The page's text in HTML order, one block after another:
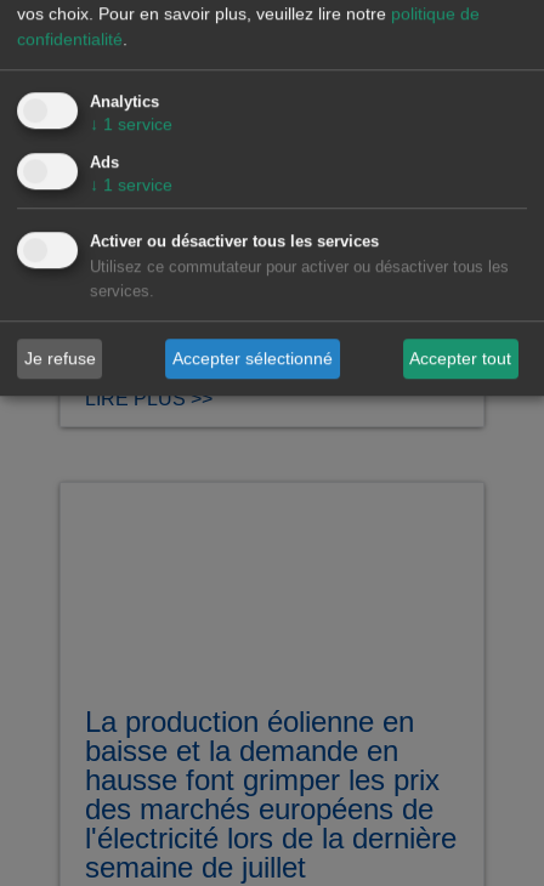
Periódico de la Energía par
docteur en intelligence
artificielle et PDG d'AleaSoft
Energy Forecasting
d’El Periódico de la Energía,…
LIRE PLUS >>
La production éolienne en
baisse et la demande en
hausse font grimper les prix
des marchés européens de
l'électricité lors de la dernière
semaine de juillet
vos choix. Pour en savoir plus, veuillez lire notre politique de
confidentialité
Analytics
↓ 1 service
Ads
↓ 1 service
Activer ou désactiver tous les services
Utilisez ce commutateur pour activer ou désactiver tous les
services.
Je refuse Accepter sélectionné Accepter tout